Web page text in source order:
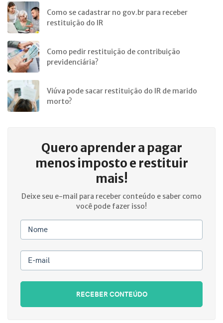
Como se cadastrar no gov.br para receber
restituição do IR
Como pedir restituição de contribuição
previdenciária?
Viúva pode sacar restituição do IR de marido
morto?
Quero aprender a pagar
menos imposto e restituir
mais!
Deixe seu e-mail para receber conteúdo e saber como
você pode fazer isso!
Nome
E-mail
RECEBER CONTEÚDO